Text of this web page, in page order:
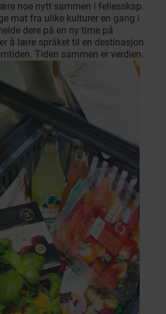
noe nytt sammen i fellesskap.
mat fra ulike kulturer en gang i
dere på en ny time på
å lære språket til en destinasjon
Tiden sammen er verdien.